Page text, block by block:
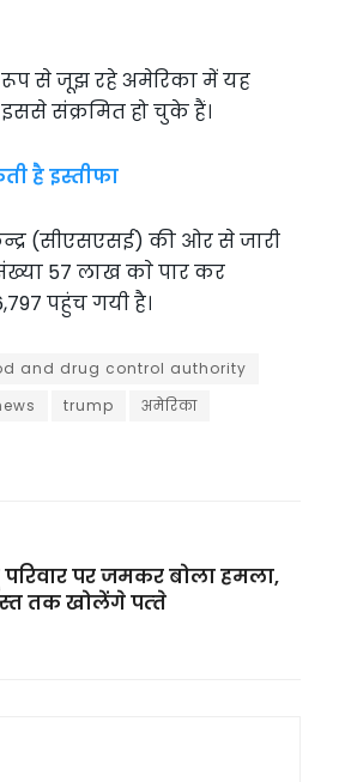
रूप से जूझ रहे अमेरिका में यह
संक्रमित हो चुके हैं।
है इस्तीफा
(सीएसएसई) की ओर से जारी
57 लाख काे पार कर
पहुंच गयी है।
and drug control authority
trump
अमेरिका
पर जमकर बोला हमला,
तक खोलेंगे पत्‍ते